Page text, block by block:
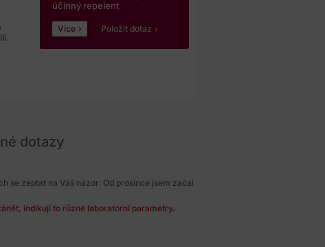
účinný repelent
Více Položit dotaz
dotazy
se zeptat na Váš názor. Od prosince jsem začal
indikují to různé laboratorní parametry.